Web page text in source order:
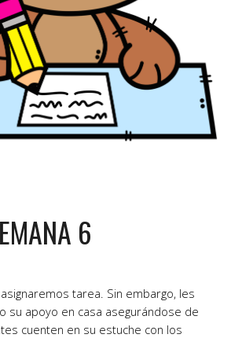
6
tarea. Sin embargo, les
su apoyo en casa asegurándose de
cuenten en su estuche con los